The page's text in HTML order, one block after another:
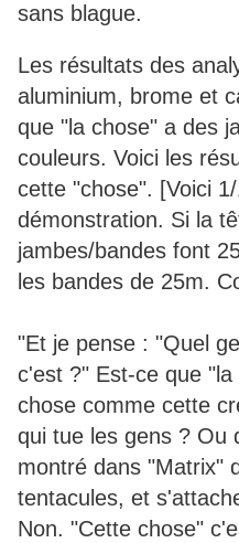
sans blague.
Les résultats des
aluminium, brome et
que "la chose" a des
couleurs. Voici les
cette "chose". [Voici
démonstration. Si la
jambes/bandes font
les bandes de 25m.
"Et je pense : "Quel
c'est ?" Est-ce que
chose comme cette
qui tue les gens ? Ou
montré dans "Matrix"
tentacules, et
Non. "Cette chose"